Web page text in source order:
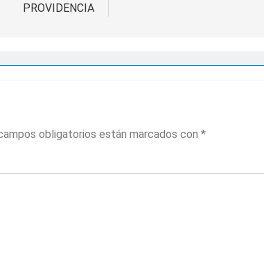
PROVIDENCIA
obligatorios están marcados con *